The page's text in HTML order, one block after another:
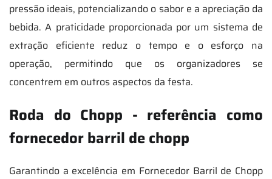
pressão ideais, potencializando o sabor e a apreciação da
bebida. A praticidade proporcionada por um sistema de
extração eficiente reduz o tempo e o esforço na
operação, permitindo que os organizadores se
concentrem em outros aspectos da festa.
Roda do Chopp - referência como
fornecedor barril de chopp
Garantindo a excelência em Fornecedor Barril de Chopp